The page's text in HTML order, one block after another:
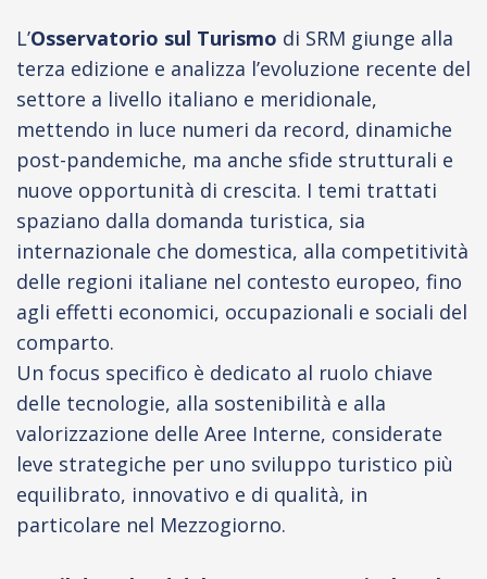
L’Osservatorio sul Turismo di SRM giunge alla
terza edizione e analizza l’evoluzione recente del
settore a livello italiano e meridionale,
mettendo in luce numeri da record, dinamiche
post-pandemiche, ma anche sfide strutturali e
nuove opportunità di crescita. I temi trattati
spaziano dalla domanda turistica, sia
internazionale che domestica, alla competitività
delle regioni italiane nel contesto europeo, fino
agli effetti economici, occupazionali e sociali del
comparto.
Un focus specifico è dedicato al ruolo chiave
delle tecnologie, alla sostenibilità e alla
valorizzazione delle Aree Interne, considerate
leve strategiche per uno sviluppo turistico più
equilibrato, innovativo e di qualità, in
particolare nel Mezzogiorno.